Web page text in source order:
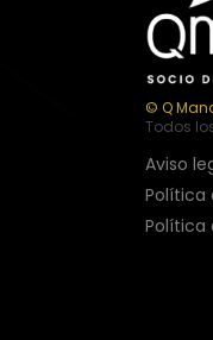
© Q
Todos
Aviso
Política
Política